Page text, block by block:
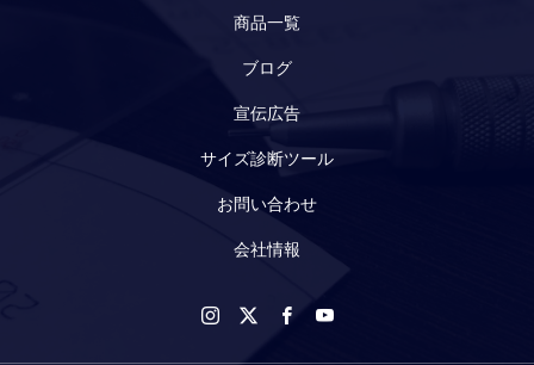
商品一覧
ブログ
宣伝広告
サイズ診断ツール
お問い合わせ
会社情報